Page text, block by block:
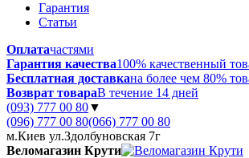
Гарантия
Статьи
Оплатачастями
Гарантия качества100% качественный
Бесплатная доставкана более чем 80%
Возврат товараВ течение 14 дней
(093) 777 00 80▼
(096) 777 00 80(066) 777 00 80
м.Киев ул.Здолбуновская 7г
Веломагазин Крути